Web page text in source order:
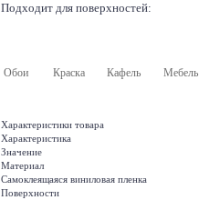
Подходит для поверхностей:
Обои Краска Кафель Мебель
Характеристики товара
Характеристика
Значение
Материал
Самоклеящаяся виниловая пленка
Поверхности